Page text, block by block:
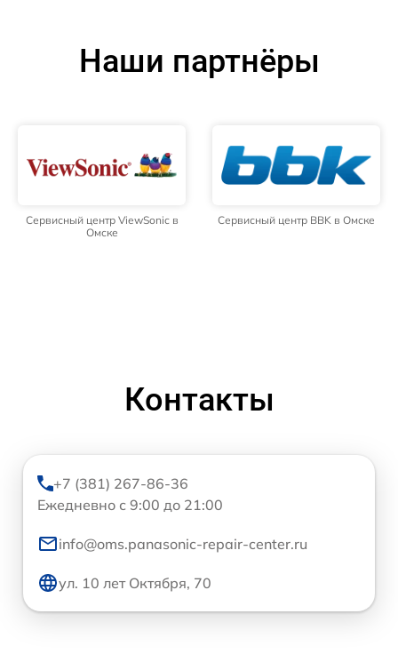
Наши партнёры
Сервисный центр ViewSonic в
Омске
Сервисный центр BBK в Омске
Контакты
+7 (381) 267-86-36
Ежедневно с 9:00 до 21:00
info@oms.panasonic-repair-center.ru
ул. 10 лет Октября, 70